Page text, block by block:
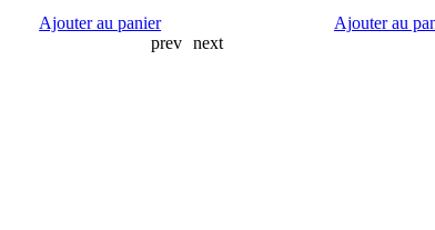
Ajouter au panier
Ajouter au
prev
next